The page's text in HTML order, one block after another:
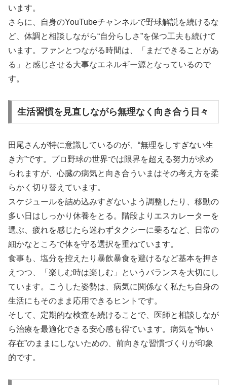
います。
さらに、自身のYouTubeチャンネルで野球解説を続けるな
ど、体調と相談しながら“自分らしさ”を保つ工夫も続けて
います。ファンとつながる時間は、「まだできることがあ
る」と感じさせる大事なエネルギー源となっているので
す。
生活習慣を見直しながら無理なく向き合う日々
田尾さんが特に意識しているのが、“無理をしすぎない生
き方”です。プロ野球の世界では限界を超える努力が求め
られますが、心臓の病気と向き合ういまはその考え方を柔
らかく切り替えています。
スケジュールを詰め込みすぎないよう調整したり、移動の
多い日はしっかり休養をとる。階段よりエスカレーターを
選ぶ、疲れを感じたら迷わずタクシーに乗るなど、日常の
細かなところで体を守る選択を重ねています。
食事も、塩分を控えたり暴飲暴食を避けるなど基本を押さ
えつつ、「楽しむ時は楽しむ」というバランスを大切にし
ています。こうした姿勢は、病気に関係なく私たち自身の
生活にもそのまま応用できるヒントです。
そして、定期的な検査を続けることで、医師と相談しなが
ら治療を最適化できる安心感も得ています。病気を“怖い
存在”のままにしないための、前向きな習慣づくりが印象
的です。